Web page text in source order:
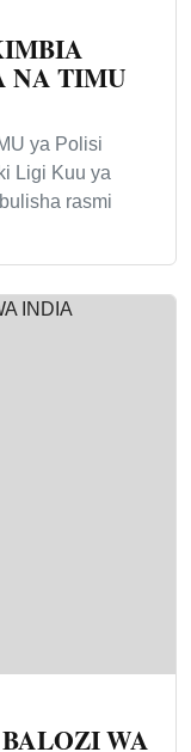
NA TIMU
ya Polisi
Ligi Kuu ya
rasmi
WA